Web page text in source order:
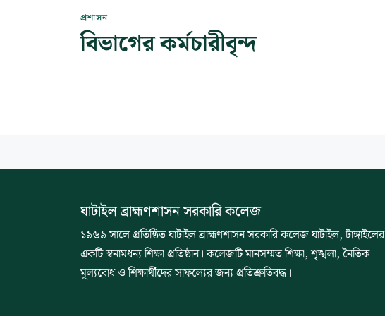
প্রশাসন
বিভাগের কর্মচারীবৃন্দ
ঘাটাইল ব্রাহ্মণশাসন সরকারি কলেজ
১৯৬৯ সালে প্রতিষ্ঠিত ঘাটাইল ব্রাহ্মণশাসন সরকারি কলেজ ঘাটাইল, টাঙ্গাইলের
একটি স্বনামধন্য শিক্ষা প্রতিষ্ঠান। কলেজটি মানসম্মত শিক্ষা, শৃঙ্খলা, নৈতিক
মূল্যবোধ ও শিক্ষার্থীদের সাফল্যের জন্য প্রতিশ্রুতিবদ্ধ।